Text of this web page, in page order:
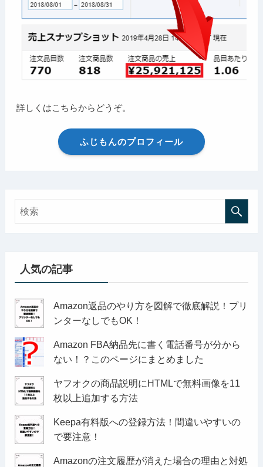
詳しくはこちらからどうぞ。
ふじもんのプロフィール
人気の記事
Amazon返品のやり方を図解で徹底解説！プリ
ンターなしでもOK！
Amazon FBA納品先に書く電話番号が分から
ない！？このページにまとめました
ヤフオクの商品説明にHTMLで無料画像を11
枚以上追加する方法
Keepa有料版への登録方法！間違いやすいの
で要注意！
Amazonの注文履歴が消えた場合の理由と対処